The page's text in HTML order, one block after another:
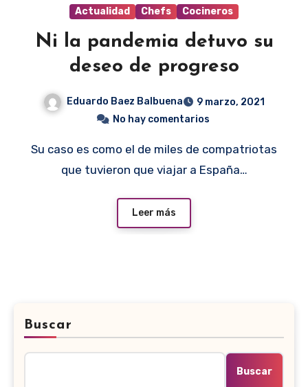
Actualidad Chefs Cocineros
Ni la pandemia detuvo su
deseo de progreso
Eduardo Baez Balbuena
9 marzo, 2021
No hay comentarios
Su caso es como el de miles de compatriotas
que tuvieron que viajar a España…
Leer más
Buscar
Buscar